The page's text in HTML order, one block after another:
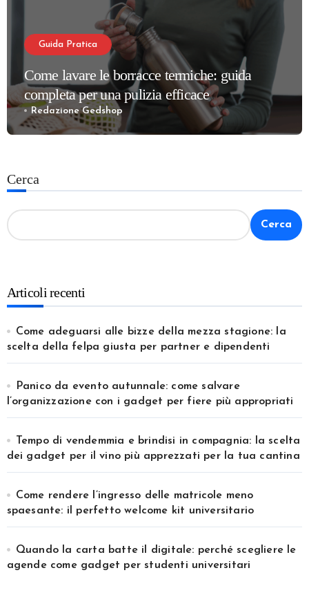
Guida Pratica
Come lavare le borracce termiche: guida
completa per una pulizia efficace
Redazione Gedshop
Cerca
Cerca
Articoli recenti
Come adeguarsi alle bizze della mezza stagione: la
scelta della felpa giusta per partner e dipendenti
Panico da evento autunnale: come salvare
l’organizzazione con i gadget per fiere più appropriati
Tempo di vendemmia e brindisi in compagnia: la scelta
dei gadget per il vino più apprezzati per la tua cantina
Come rendere l’ingresso delle matricole meno
spaesante: il perfetto welcome kit universitario
Quando la carta batte il digitale: perché scegliere le
agende come gadget per studenti universitari